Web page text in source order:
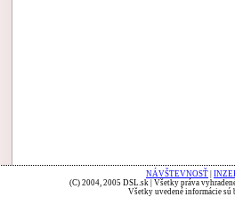
NÁVŠTEVNOSŤ
(C) 2004, 2005 DSL.sk | Všetky práva
Všetky uvedené informácie sú